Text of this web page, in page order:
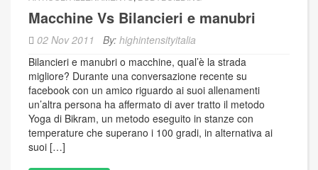
Macchine Vs Bilancieri e manubri
02 Nov 2011 By: highintensityitalia
Bilancieri e manubri o macchine, qual’è la strada
migliore? Durante una conversazione recente su
facebook con un amico riguardo ai suoi allenamenti
un’altra persona ha affermato di aver tratto il metodo
Yoga di Bikram, un metodo eseguito in stanze con
temperature che superano i 100 gradi, in alternativa ai
suoi […]